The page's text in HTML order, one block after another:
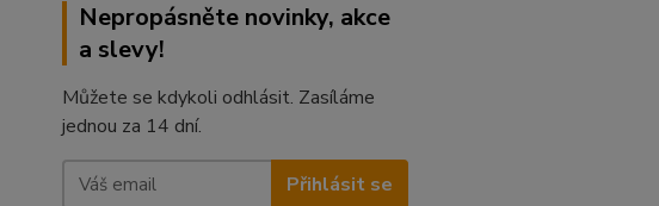
Nepropásněte novinky, akce
a slevy!
Můžete se kdykoli odhlásit. Zasíláme
jednou za 14 dní.
Přihlásit se